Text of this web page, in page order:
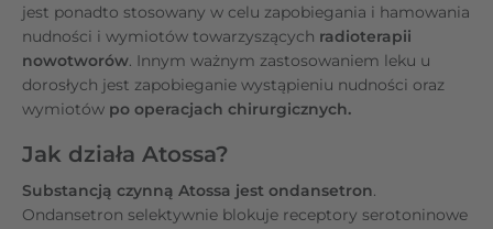
jest ponadto stosowany w celu zapobiegania i hamowania
nudności i wymiotów towarzyszących radioterapii
nowotworów. Innym ważnym zastosowaniem leku u
dorosłych jest zapobieganie wystąpieniu nudności oraz
wymiotów po operacjach chirurgicznych.
Jak działa Atossa?
Substancją czynną Atossa jest ondansetron.
Ondansetron selektywnie blokuje receptory serotoninowe